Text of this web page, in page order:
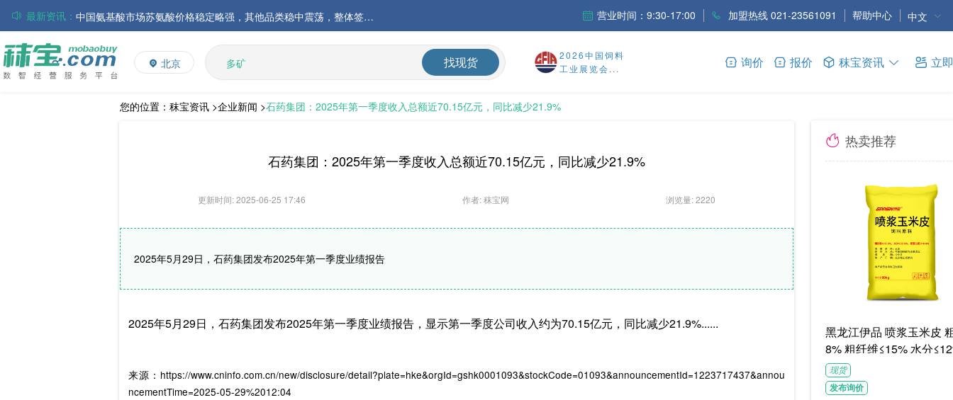
最新资讯：
中国氨基酸市场苏氨酸价格稳定略强，其他品类稳中震荡，整体签单清淡；欧洲物流成本进一步上升
磷酸氢钙市场行情走弱；小苏打和乳清粉市场价格稳定运行
帝斯曼-芬美意发布2026年上半年业绩
巴斯夫集团发布2026年第二季度财务报告
丸红株式会社发布截至2026年6月30日前3个月的合并财务报告
住友化学公布2026财年第一季度业绩
营业时间：9:30-17:00 加盟热线 021-23561091 帮助中心 中文
北京
L-赖氨酸硫酸盐
多维
维生素
饲料添加剂
找现货
2026中国饲料
工业展览会...
询价 报价 秣宝资讯 立
您的位置： 秣宝资讯 >企业新闻 >石药集团：2025年第一季度收入总额近70.15亿元，同比减少21.9%
石药集团：2025年第一季度收入总额近70.15亿元，同比减少21.9%
更新时间: 2025-06-25 17:46 作者: 秣宝网 浏览量: 2220
2025年5月29日，石药集团发布2025年第一季度业绩报告
2025年5月29日，石药集团发布2025年第一季度业绩报告，显示第一季度公司收入约为70.15亿元，同比减少21.9%......
来源：https://www.cninfo.com.cn/new/disclosure/detail?plate=hke&orgId=gshk0001093&stockCode=01093&announcementId=1223717437&annou
ncementTime=2025-05-29%2012:04
热卖推荐
黑龙江伊品 喷浆玉米皮 粗蛋白≥1
8% 粗纤维≤15% 水分
G/袋饲料级褐色或浅褐
体
现货
发布询价